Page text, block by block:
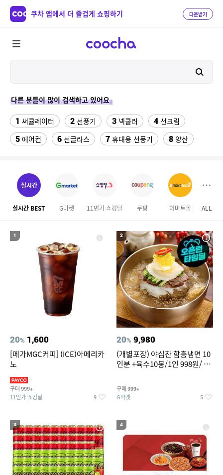
쿠차 앱에서 더 즐겁게 쇼핑하기 다운받기
다른 분들이 많이 검색하고 있어요
1 써큘레이터 2 선풍기 3 넥쿨러 4 선크림
5 에어컨 6 선글라스 7 휴대용 선풍기 8 양산
12 팔찌부자재
14 롯데월드 자유이용권 16 엄마옷
17 엘칸토 18 kfc 19 슬리퍼 ALL
실시간
실시간 BEST G마켓 11번가 쇼킹딜 쿠팡 이마트몰 롯데
1
20% 1,600
[메가MGC커피] (ICE)아메리카
노
구매 999+
11번가 쇼킹딜 9
2
20% 9,980
(개별포장) 야심찬 함흥냉면 10
인분 +육수10봉/1인 998원/ 머
구매 999+
G마켓 5
3 4